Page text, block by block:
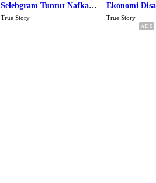
Selebgram Tuntut Nafkah
Rp.15 Juta Perbulan
True Story
Ekonomi
Karena Cinta
True Story